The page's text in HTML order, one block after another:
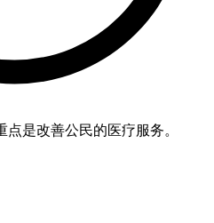
点是改善公民的医疗服务。